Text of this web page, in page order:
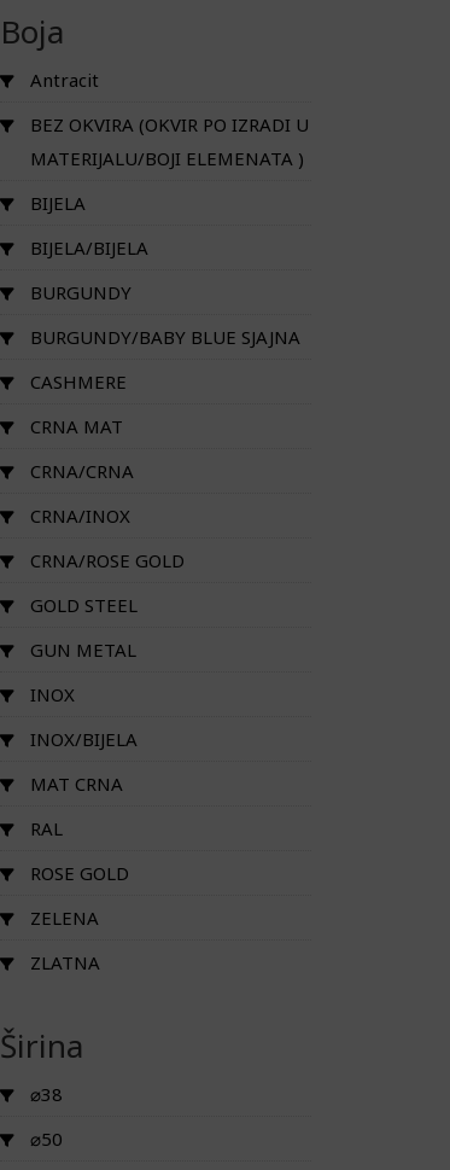
Boja
Antracit
BEZ OKVIRA (OKVIR PO IZRADI U
MATERIJALU/BOJI ELEMENATA )
BIJELA
BIJELA/BIJELA
BURGUNDY
BURGUNDY/BABY BLUE SJAJNA
CASHMERE
CRNA MAT
CRNA/CRNA
CRNA/INOX
CRNA/ROSE GOLD
GOLD STEEL
GUN METAL
INOX
INOX/BIJELA
MAT CRNA
RAL
ROSE GOLD
ZELENA
ZLATNA
Širina
⌀38
⌀50